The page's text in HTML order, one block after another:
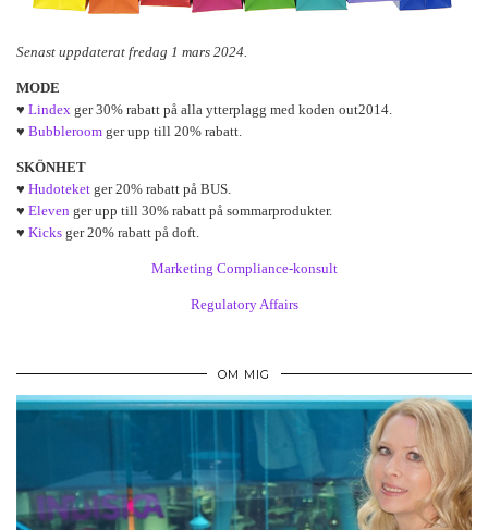
Senast uppdaterat fredag 1 mars 2024.
MODE
♥ Lindex ger 30% rabatt på alla ytterplagg med koden out2014.
♥ Bubbleroom ger upp till 20% rabatt.
SKÖNHET
♥ Hudoteket ger 20% rabatt på BUS.
♥ Eleven ger upp till 30% rabatt på sommarprodukter.
♥ Kicks ger 20% rabatt på doft.
Marketing Compliance-konsult
Regulatory Affairs
OM MIG